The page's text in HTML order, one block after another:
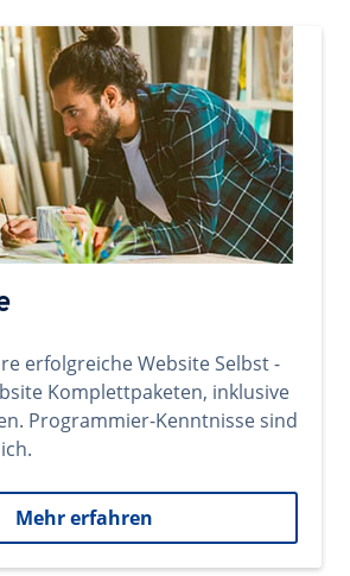
erfolgreiche Website Selbst -
Komplettpaketen, inklusive
Programmier-Kenntnisse sind
Mehr erfahren